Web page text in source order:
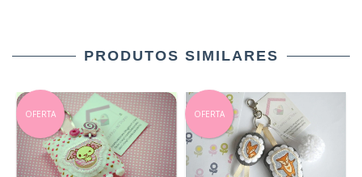
PRODUTOS SIMILARES
OFERTA OFERTA